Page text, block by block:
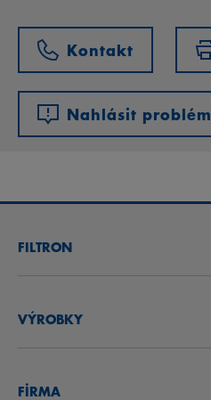
Kontakt
Nahlásit problém
FILTRON
VÝROBKY
FİRMA